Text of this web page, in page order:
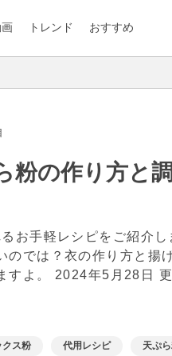
トレンド おすすめ
粉の作り方と
お手軽レシピをご紹介し
では？衣の作り方と揚
すよ。 2024年5月28日
クス粉 代用レシピ 天ぷ